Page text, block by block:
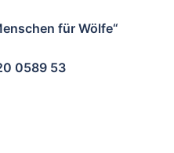
für Wölfe“
0589 53